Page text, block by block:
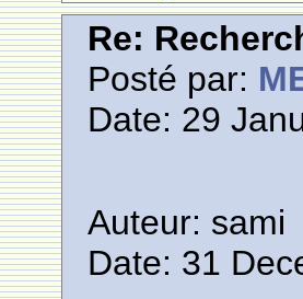
Re:
Posté par:
Date: 29
Auteur: sami
Date: 31